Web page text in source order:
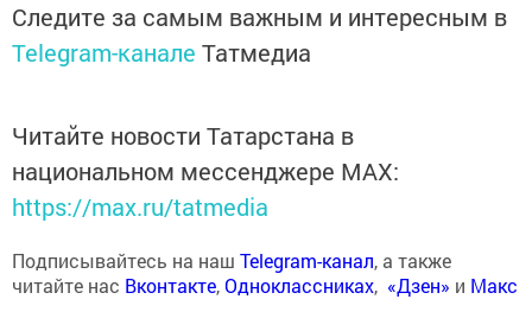
Следите за самым важным и интересным в
Telegram-канале Татмедиа
Читайте новости Татарстана в
национальном мессенджере MАХ:
https://max.ru/tatmedia
Подписывайтесь на наш Telegram-канал, а также
читайте нас Вконтакте,Одноклассниках, «Дзен» и Макс